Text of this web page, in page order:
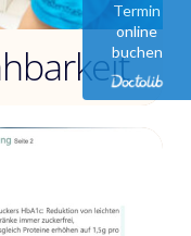
Termin
online
buchen